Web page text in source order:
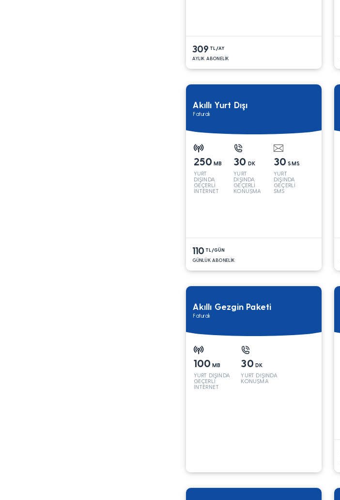
309 TL/AY
AYLIK ABONELİK
Akıllı Yurt Dışı
Faturalı
250 MB
YURT
DIŞINDA
GEÇERLİ
İNTERNET
30 DK
YURT
DIŞINDA
GEÇERLİ
KONUŞMA
30 SMS
YURT
DIŞINDA
GEÇERLİ
SMS
110 TL/GÜN
GÜNLÜK ABONELİK
Akıllı Gezgin Paketi
Faturalı
100 MB
YURT DIŞINDA
GEÇERLİ
İNTERNET
30 DK
YURT DIŞINDA
KONUŞMA